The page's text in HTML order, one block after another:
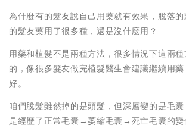
為什麼有的髮友說自己用藥就有效果，脫落
的髮友藥用了很多種，還是沒什麼用？
用藥和植髮不是兩種方法，很多情況下這兩
的，像很多髮友做完植髮醫生會建議繼續用
好。
咱們脫髮雖然掉的是頭髮，但深層變的是毛
是經歷了正常毛囊→萎縮毛囊→死亡毛囊的變